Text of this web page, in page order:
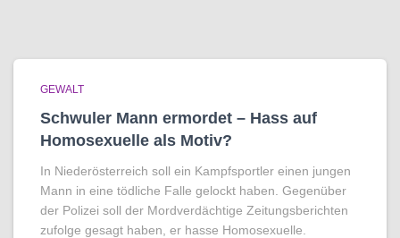
GEWALT
Schwuler Mann ermordet – Hass auf
Homo­sexuelle als Motiv?
In Niederösterreich soll ein Kampfsportler einen jungen
Mann in eine tödliche Falle gelockt haben. Gegenüber
der Polizei soll der Mordverdächtige Zeitungsberichten
zufolge gesagt haben, er hasse Homosexuelle.